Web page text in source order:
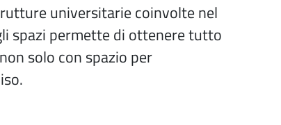
universitarie coinvolte nel
spazi permette di ottenere tutto
solo con spazio per